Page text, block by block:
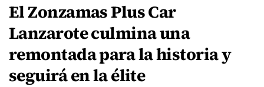
El Zonzamas Plus Car
Lanzarote culmina una
remontada para la historia y
seguirá en la élite